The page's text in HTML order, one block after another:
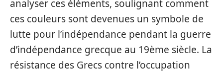
analyser ces éléments, soulignant comment
ces couleurs sont devenues un symbole de
lutte pour l’indépendance pendant la guerre
d’indépendance grecque au 19ème siècle. La
résistance des Grecs contre l’occupation